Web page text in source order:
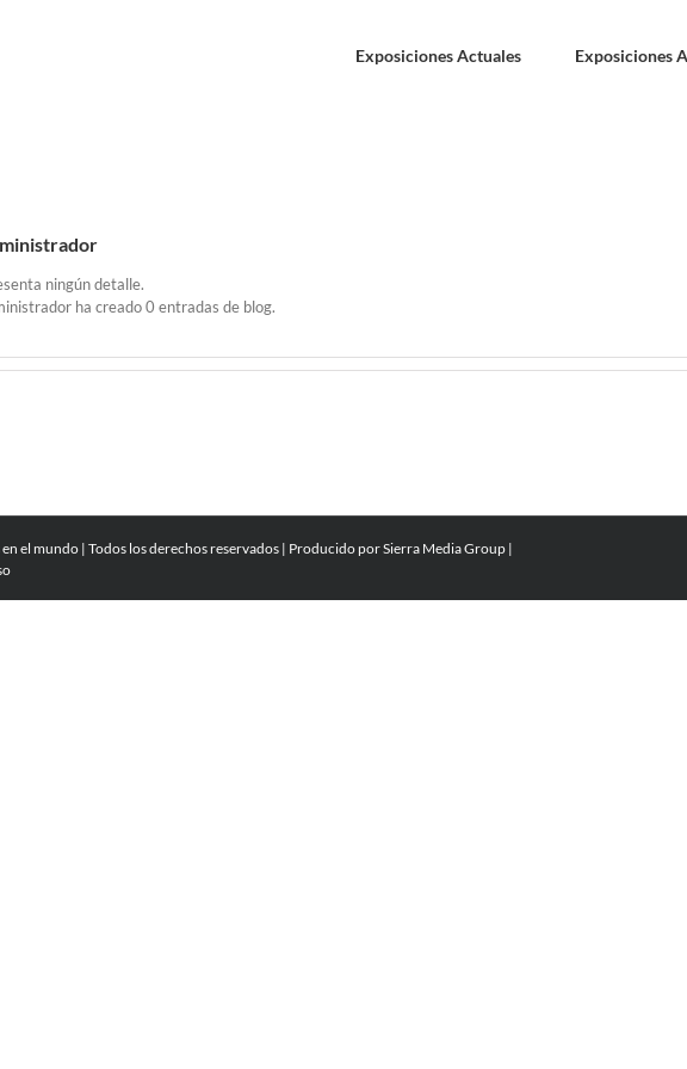
Exposiciones Actuales Exposiciones
ningún detalle.
ha creado 0 entradas de blog.
el mundo | Todos los derechos reservados | Producido porSierra Media Group |